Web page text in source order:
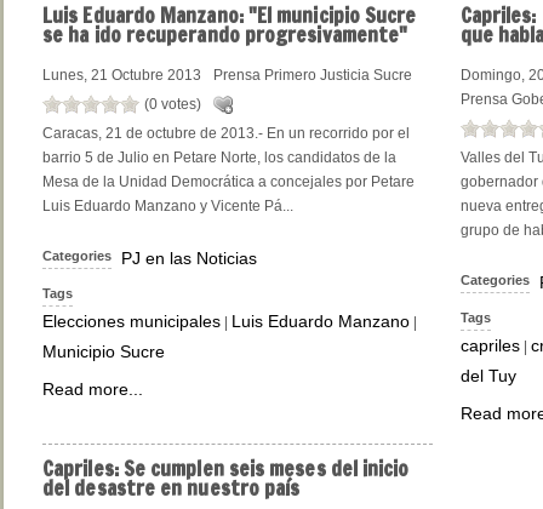
Luis Eduardo Manzano: "El municipio Sucre
se ha ido recuperando progresivamente"
Lunes, 21 Octubre 2013
Prensa Primero Justicia Sucre
(0 votes)
Caracas, 21 de octubre de 2013.- En un recorrido por el
barrio 5 de Julio en Petare Norte, los candidatos de la
Mesa de la Unidad Democrática a concejales por Petare
Luis Eduardo Manzano y Vicente Pá...
Categories PJ en las Noticias
Tags
Elecciones municipales | Luis Eduardo Manzano |
Municipio Sucre
Read more...
Capriles:
que
Domingo,
Prensa
Valles del
gobernador
nueva
grupo de
Categories
Tags
capriles|
del Tuy
Read
Capriles:Se cumplen seis meses del inicio
del desastre en nuestro país